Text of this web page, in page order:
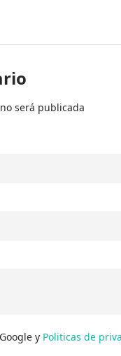
será publicada
y Politicas de